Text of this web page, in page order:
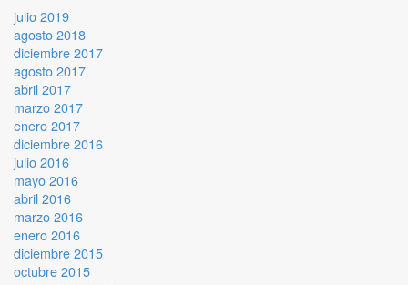
julio 2019
agosto 2018
diciembre 2017
agosto 2017
abril 2017
marzo 2017
enero 2017
diciembre 2016
julio 2016
mayo 2016
abril 2016
marzo 2016
enero 2016
diciembre 2015
octubre 2015